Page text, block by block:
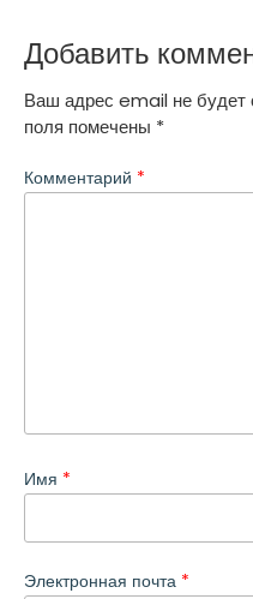
Добавить
Ваш адрес email не будет
поля помечены *
Комментарий *
Имя *
Электронная почта *